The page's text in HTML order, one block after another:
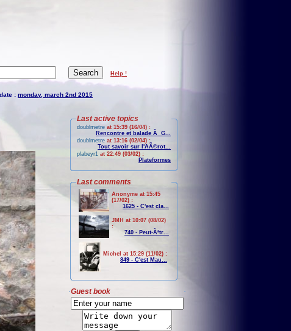
Help !
: monday, march 2nd 2015
Last active topics
doublmetre at 15:39 (16/04) :
Rencontre et balade Ã G...
doublmetre at 13:16 (02/04) :
Tout savoir sur l'AÃ©rot...
plabeyr1 at 22:49 (03/02) :
Plateformes
Last comments
Anonyme at 15:45
(17/02) :
1625 - C'est cla...
JMH at 10:07 (08/02)
:
740 - Peut-Ãªtr...
Michel at 15:29 (11/02) :
849 - C'est Mau...
Guest book